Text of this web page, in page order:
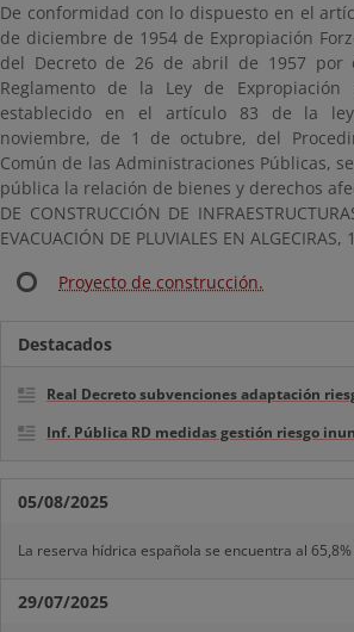
De conformidad con lo dispuesto en el
de diciembre de 1954 de Expropiación
del Decreto de 26 de abril de 1957 por
Reglamento de la Ley de Expropiación
establecido en el artículo 83 de la
noviembre, de 1 de octubre, del
Común de las Administraciones Públicas,
pública la relación de bienes y derechos
DE CONSTRUCCIÓN DE
EVACUACIÓN DE PLUVIALES EN ALGECIRAS,
Proyecto de construcción.
Destacados
Real Decreto subvenciones adaptación
Inf. Pública RD medidas gestión riesgo
05/08/2025
La reserva hídrica española se encuentra al
29/07/2025